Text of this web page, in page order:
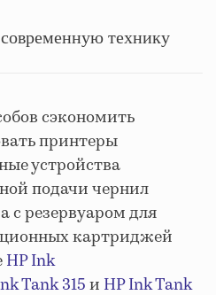
технику
сэкономить
принтеры
устройства
подачи чернил
с резервуаром для
картриджей
HP Ink
Tank 315и HP Ink Tank